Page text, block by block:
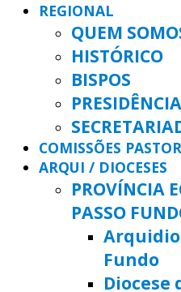
REGIONAL
QUEM
HISTÓRICO
BISPOS
PRESIDÊNCIA
COMISSÕES
ARQUI / DIOCESES
PROVÍNCIA
PASSO
Fundo
Diocese